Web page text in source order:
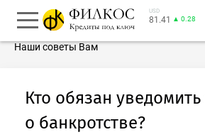
USD
81.41 ▲ 0.28
Наши советы Вам
Кто обязан
о банкротстве?